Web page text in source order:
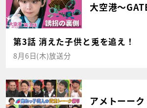
大空港～
第3話 消えた子供と兎を追え！
8月6日(木)放送分
アメトーーク